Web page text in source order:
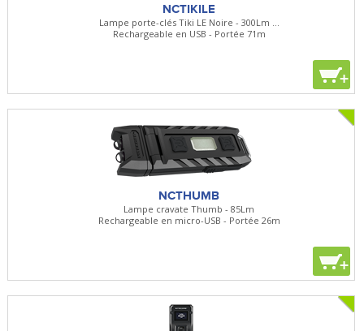
NCTIKILE
Lampe porte-clés Tiki LE Noire - 300Lm ...
Rechargeable en USB - Portée 71m
+
NCTHUMB
Lampe cravate Thumb - 85Lm
Rechargeable en micro-USB - Portée 26m
+